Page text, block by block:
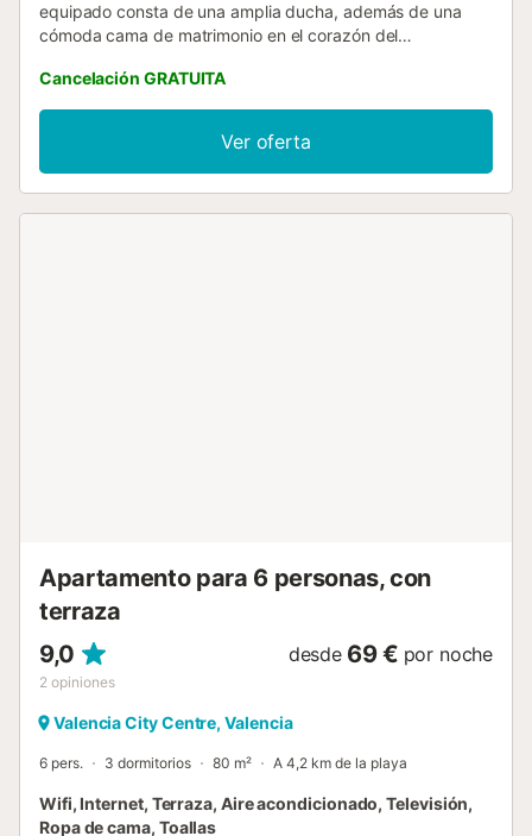
equipado consta de una amplia ducha, además de una
cómoda cama de matrimonio en el corazón del
podrá disfrutar del buen clima de la ciudad durante todo el
año. Todas sus ventajas harán de su estancia algo
inolvidable. Muy próximo al apartamento se encuentran los
Jardines del Turia, antiguo cauce del río Turia con más de
9km de extensión. Son considerados los pulmones de la
Cancelación GRATUITA
Ver oferta
Apartamento para 6 personas, con
terraza
9,0
2 opiniones
desde 69 € por noche
Valencia City Centre, Valencia
6 pers. 3 dormitorios 80 m² A 4,2 km de la playa
Wifi, Internet, Terraza, Aire acondicionado, Televisión,
Ropa de cama, Toallas